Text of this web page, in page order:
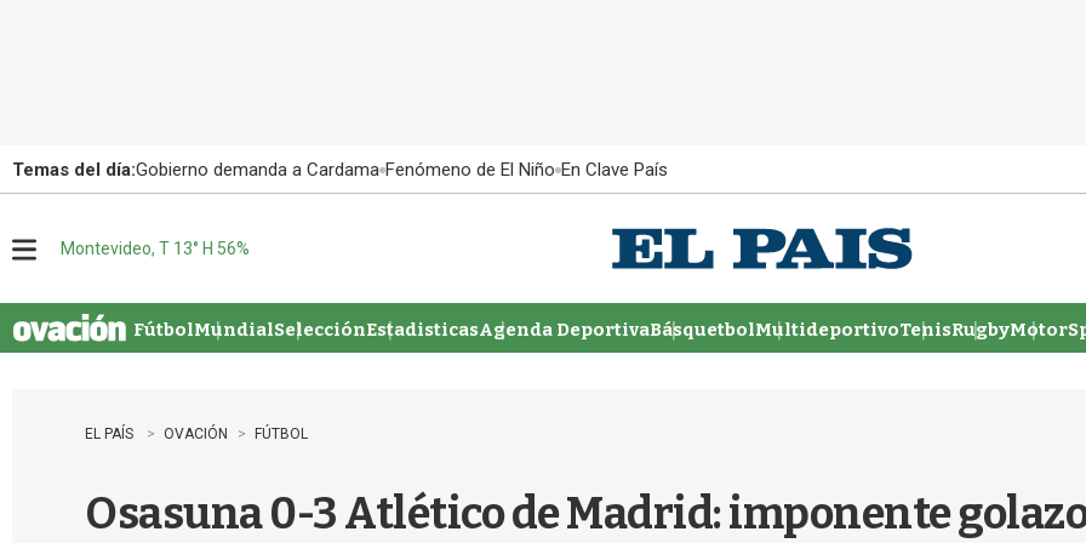
Temas del día:Gobierno demanda a Cardama Fenómeno de El Niño En Clave País
u
Montevideo, T 13° H 56%
FútbolMundialSelecciónEstadisticasAgenda DeportivaBásquetbolMultideportivoTenisRugby
EL PAÍS OVACIÓN FÚTBOL
Osasuna 0-3 Atlético de Madrid: imponente